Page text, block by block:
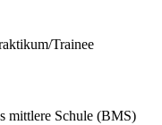
Trainee
mittlere Schule (BMS)